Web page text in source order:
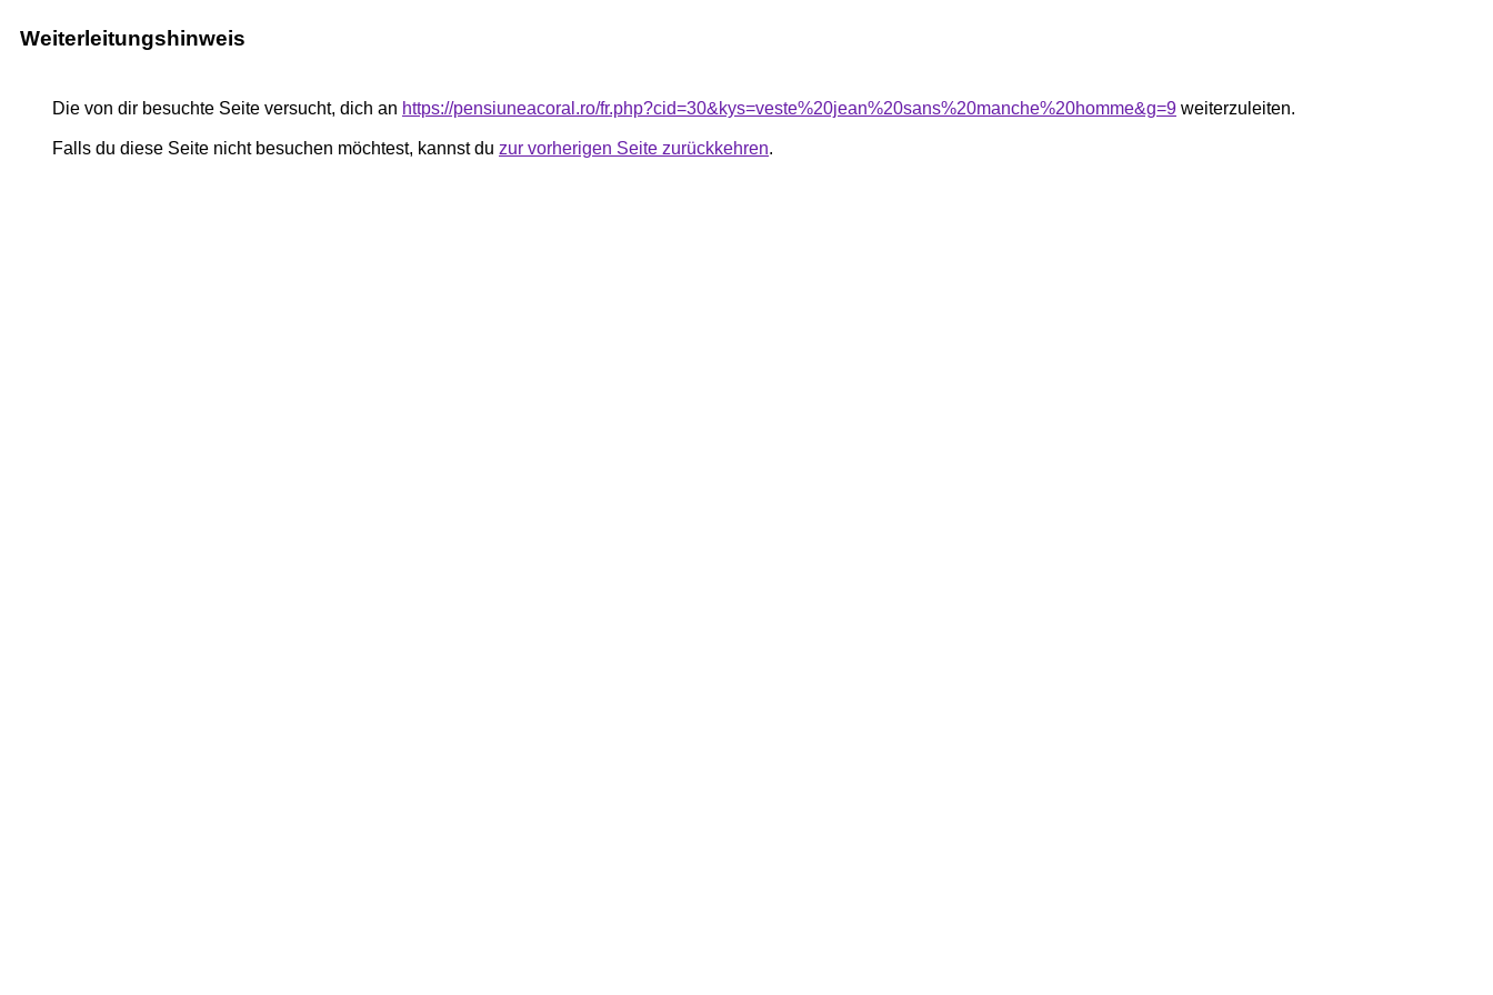
Weiterleitungshinweis
Die von dir besuchte Seite versucht, dich an https://pensiuneacoral.ro/fr.php?cid=30&kys=veste%20jean%20sans%20manche%20homme&g=9 weiterzuleiten.
Falls du diese Seite nicht besuchen möchtest, kannst du zur vorherigen Seite zurückkehren.